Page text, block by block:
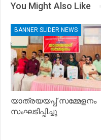
You Might Also Like
BANNER SLIDER NEWS
യാത്രയയപ്പ് സമ്മേളനം
സംഘടിപ്പിച്ചു